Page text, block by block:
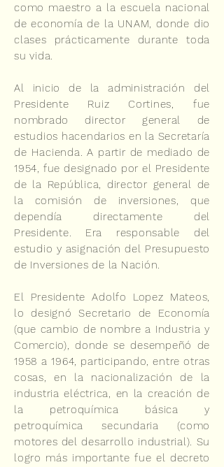
como maestro a la escuela nacional
de economía de la UNAM, donde dio
clases prácticamente durante toda
su vida.
Al inicio de la administración del
Presidente Ruiz Cortines, fue
nombrado director general de
estudios hacendarios en la Secretaría
de Hacienda. A partir de mediado de
1954, fue designado por el Presidente
de la República, director general de
la comisión de inversiones, que
dependía directamente del
Presidente. Era responsable del
estudio y asignación del Presupuesto
de Inversiones de la Nación.
El Presidente Adolfo Lopez Mateos,
lo designó Secretario de Economía
(que cambio de nombre a Industria y
Comercio), donde se desempeñó de
1958 a 1964, participando, entre otras
cosas, en la nacionalización de la
industria eléctrica, en la creación de
la petroquímica básica y
petroquímica secundaria (como
motores del desarrollo industrial). Su
logro más importante fue el decreto